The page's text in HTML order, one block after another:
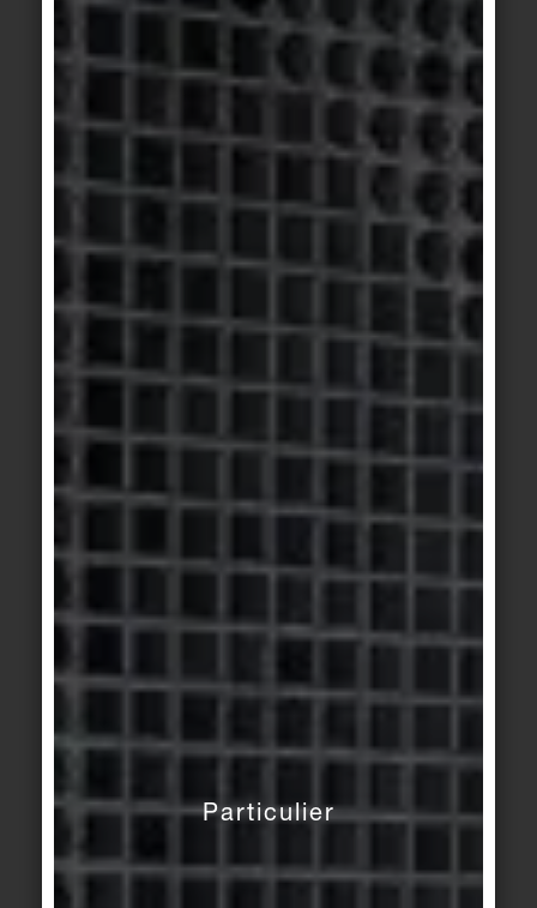
Particulier
système de DEP.
Quel sera le coût d'une DEP pour les fabricants ?
À l'heure actuelle, il peut se situer entre 10 000 et
30 000 euros pour les DEP préparées et vérifiées
manuellement. La majeure partie de cette somme
est consacrée à la collecte des données et à
l'évaluation externe du cycle de vie - du moins si
la DEP est produite selon l'ancienne méthode
manuelle. Une part moins importante doit être
consacrée à la vérification. L'utilisation d'outils de
DEP permet de réduire considérablement le travail.
En utilisant des données de base et des outils pré-
vérifiés, les DEP peuvent être générés en quelques
minutes.
Quelle est l'urgence de la question des DEP et
cela constituera-t-il un avantage concurrentiel
pour les fabricants ?
Les fabricants devraient s'occuper des DEP dès
que possible. L'obligation légale est imminente. La
collecte des données nécessaires, la modélisation
des processus et la fourniture de données
prennent du temps. Je conseille d'agir rapidement,
notamment pour ne pas avoir à faire la queue et à
payer plus tard des prix absurdement élevés aux
prestataires de services.
aujourd'hui, comblent les lacunes et créent ainsi